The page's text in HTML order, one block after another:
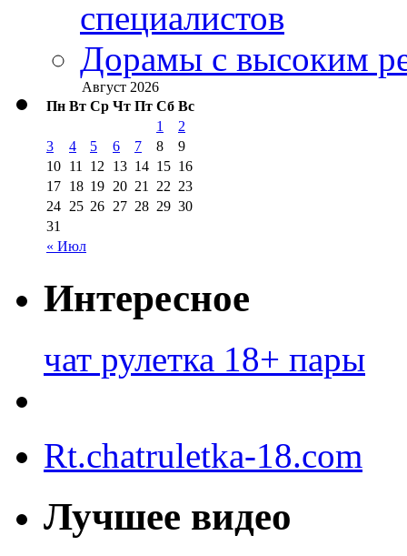
специалистов
Дорамы с высоким
Август 2026
Пн Вт Ср Чт Пт Сб Вс
« Июл
1
2
3
4 5 6 7 8
9
10 11 12 13 14 15 16
17 18 19 20 21 22 23
24 25 26 27 28 29 30
31
Интересное
чат рулетка 18+ пары
Rt.chatruletka-18.com
Лучшее видео